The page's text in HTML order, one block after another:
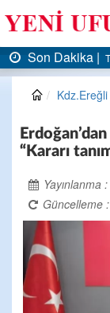
Son Dakika |
Kdz.Ereğli
“Kararı
Yayınlanma
Güncelleme